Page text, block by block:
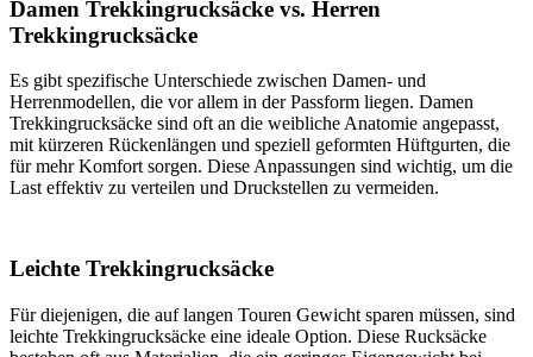
Damen Trekkingrucksäcke vs. Herren
Trekkingrucksäcke
Es gibt spezifische Unterschiede zwischen Damen- und
Herrenmodellen, die vor allem in der Passform liegen. Damen
Trekkingrucksäcke sind oft an die weibliche Anatomie angepasst,
mit kürzeren Rückenlängen und speziell geformten Hüftgurten, die
für mehr Komfort sorgen. Diese Anpassungen sind wichtig, um die
Last effektiv zu verteilen und Druckstellen zu vermeiden.
Leichte Trekkingrucksäcke
Für diejenigen, die auf langen Touren Gewicht sparen müssen, sind
leichte Trekkingrucksäcke eine ideale Option. Diese Rucksäcke